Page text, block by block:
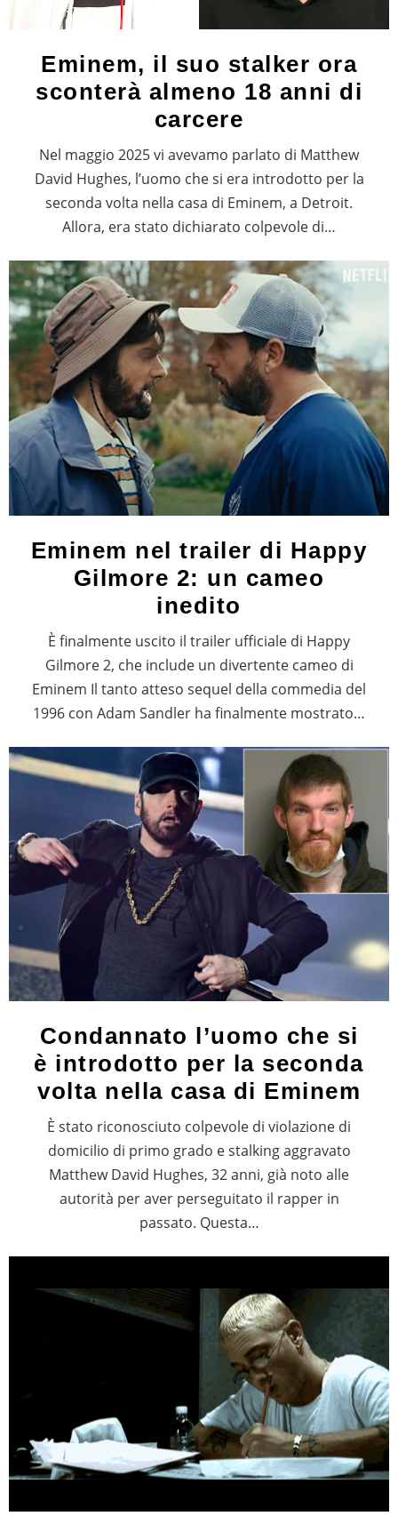
Eminem, il suo stalker ora
sconterà almeno 18 anni di
carcere
Nel maggio 2025 vi avevamo parlato di Matthew
David Hughes, l’uomo che si era introdotto per la
seconda volta nella casa di Eminem, a Detroit.
Allora, era stato dichiarato colpevole di…
Eminem nel trailer di Happy
Gilmore 2: un cameo
inedito
È finalmente uscito il trailer ufficiale di Happy
Gilmore 2, che include un divertente cameo di
Eminem Il tanto atteso sequel della commedia del
1996 con Adam Sandler ha finalmente mostrato…
Condannato l’uomo che si
è introdotto per la seconda
volta nella casa di Eminem
È stato riconosciuto colpevole di violazione di
domicilio di primo grado e stalking aggravato
Matthew David Hughes, 32 anni, già noto alle
autorità per aver perseguitato il rapper in
passato. Questa…